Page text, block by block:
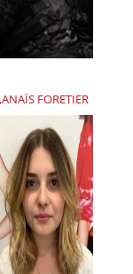
ANAÏS FORETIER